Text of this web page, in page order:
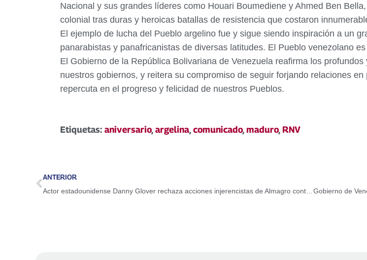
Nacional y sus grandes líderes como Houari Boumediene y Ahmed Ben
colonial tras duras y heroicas batallas de resistencia que costaron
El ejemplo de lucha del Pueblo argelino fue y sigue siendo inspiración a un
panarabistas y panafricanistas de diversas latitudes. El Pueblo venezolano
El Gobierno de la República Bolivariana de Venezuela reafirma los
nuestros gobiernos, y reitera su compromiso de seguir forjando relaciones
repercuta en el progreso y felicidad de nuestros Pueblos.
Etiquetas: aniversario,argelina,comunicado,maduro, RNV
ANTERIOR
Actor estadounidense Danny Glover rechaza acciones injerencistas de Almagro contra Venezuela